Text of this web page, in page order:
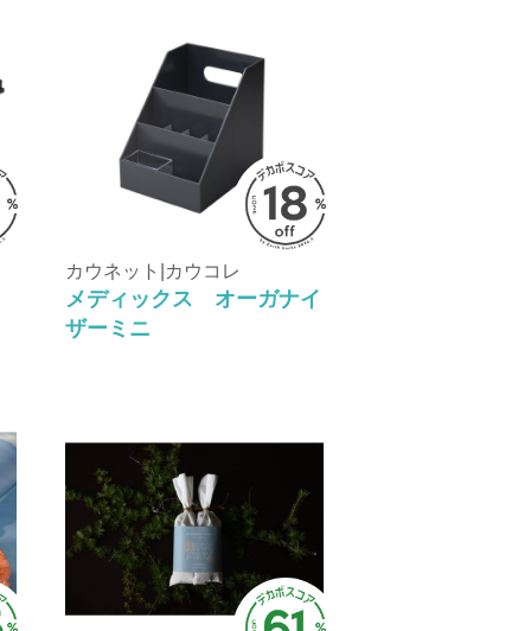
カウネット|カウコレ
メディックス オーガナイ
ザーミニ